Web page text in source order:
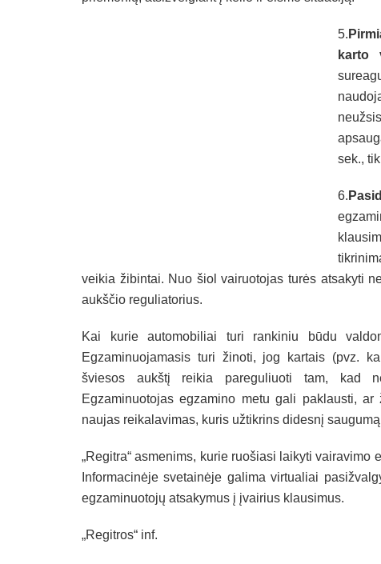
5.
karto
sek.,
6.
veikia žibintai. Nuo šiol vairuotojas turės atsakyti
aukščio reguliatorius.
Kai kurie automobiliai turi rankiniu būdu
Egzaminuojamasis turi žinoti, jog kartais (pvz.
šviesos aukštį reikia pareguliuoti tam, kad
Egzaminuotojas egzamino metu gali paklausti,
naujas reikalavimas, kuris užtikrins didesnį
„Regitra“ asmenims, kurie ruošiasi laikyti
Informacinėje svetainėje galima virtualiai
egzaminuotojų atsakymus į įvairius klausimus.
„Regitros“ inf.